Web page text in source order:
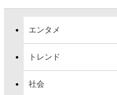
エンタメ
トレンド
社会